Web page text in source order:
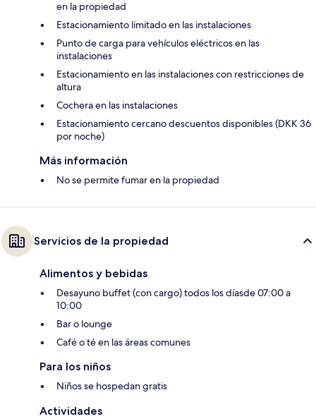
en la propiedad
Estacionamiento limitado en las instalaciones
Punto de carga para vehículos eléctricos en las
instalaciones
Estacionamiento en las instalaciones con restricciones de
altura
Cochera en las instalaciones
Estacionamiento cercano descuentos disponibles (DKK 36
por noche)
Más información
No se permite fumar en la propiedad
Servicios de la propiedad
Alimentos y bebidas
Desayuno buffet (con cargo) todos los díasde 07:00 a
10:00
Bar o lounge
Café o té en las áreas comunes
Para los niños
Niños se hospedan gratis
Actividades